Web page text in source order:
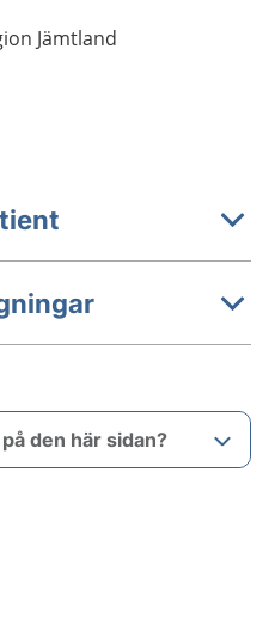
Jämtland
den här sidan?